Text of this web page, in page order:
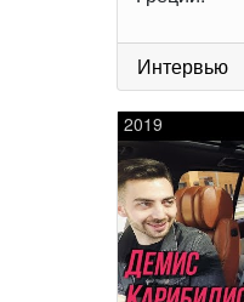
Интервью
2019